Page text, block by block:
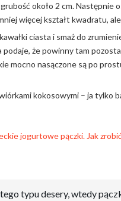
około 2 cm.
więcej kształt kwadratu,
ciasta i smaż do
że powinny tam
mocno nasączone są po
kokosowymi – ja tylko
typu desery, wtedy